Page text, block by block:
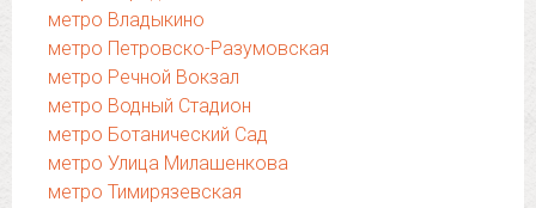
метро Владыкино
метро Петровско-Разумовская
метро Речной Вокзал
метро Водный Стадион
метро Ботанический Сад
метро Улица Милашенкова
метро Тимирязевская